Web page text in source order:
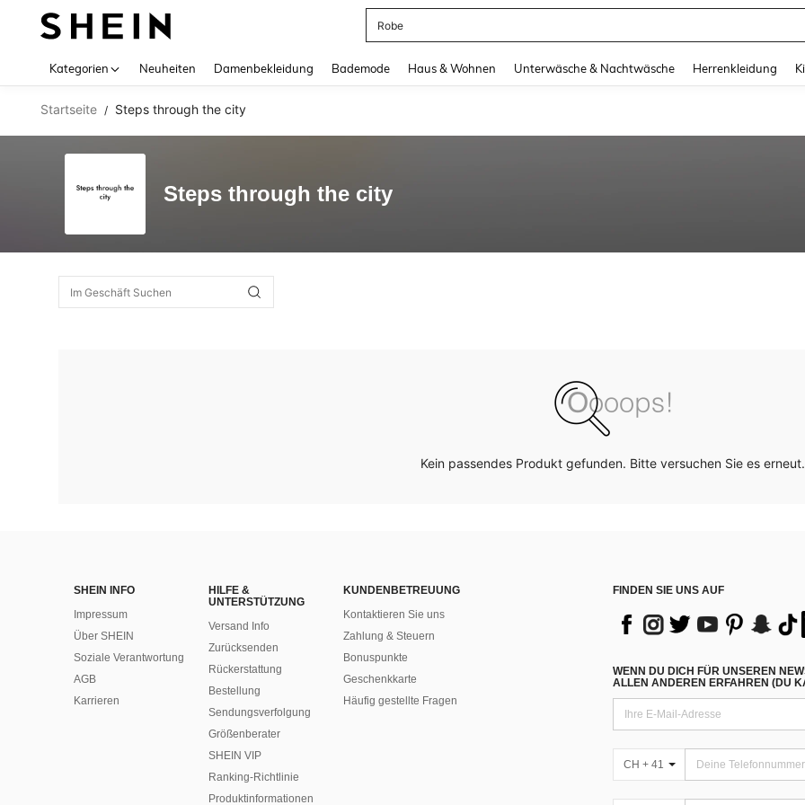
Robe
Kategorien Neuheiten Damenbekleidung Bademode Haus & Wohnen Unterwäsche & Nachtwäsche Herrenkleidung
Startseite / Steps through the city
Steps through the city
Kein passendes Produkt gefunden. Bitte versuchen Sie es erneut.
SHEIN INFO
Impressum
Über SHEIN
Soziale Verantwortung
AGB
Karrieren
HILFE &
UNTERSTÜTZUNG
Versand Info
Zurücksenden
Rückerstattung
Bestellung
Sendungsverfolgung
Größenberater
SHEIN VIP
Ranking-Richtlinie
​Produktinformationen
KUNDENBETREUUNG
Kontaktieren Sie uns
Zahlung & Steuern
Bonuspunkte
Geschenkkarte
Häufig gestellte Fragen
FINDEN SIE UNS AUF
WENN DU DICH FÜR UNSEREN
ALLEN ANDEREN ERFAHREN (DU
CH + 41